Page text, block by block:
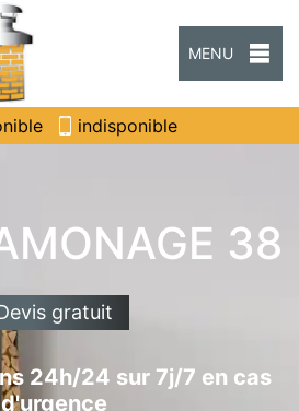
MENU
indisponible
38
gratuit
24h/24 sur 7j/7 en cas
d'urgence